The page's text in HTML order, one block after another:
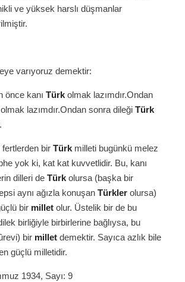
ve yüksek harslı düşmanlar
varıyoruz demektir:
önce kanı Türk olmak lazımdır.Ondan
olmak lazımdır.Ondan sonra dileği Türk
fertlerden bir Türk milleti bugünkü melez
yok ki, kat kat kuvvetlidir. Bu, kanı
dilleri de Türk olursa (başka bir
aynı ağızla konuşan Türkler olursa)
bir millet olur. Üstelik bir de bu
birliğiyle birbirlerine bağlıysa, bu
bir millet demektir. Sayıca azlık bile
güçlü milletidir.
1934, Sayı: 9